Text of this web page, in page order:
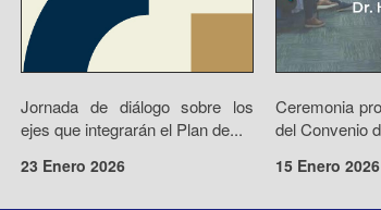
Jornada de diálogo sobre los
ejes que integrarán el Plan de...
23 Enero 2026
Ceremonia
del Convenio
15 Enero 2026